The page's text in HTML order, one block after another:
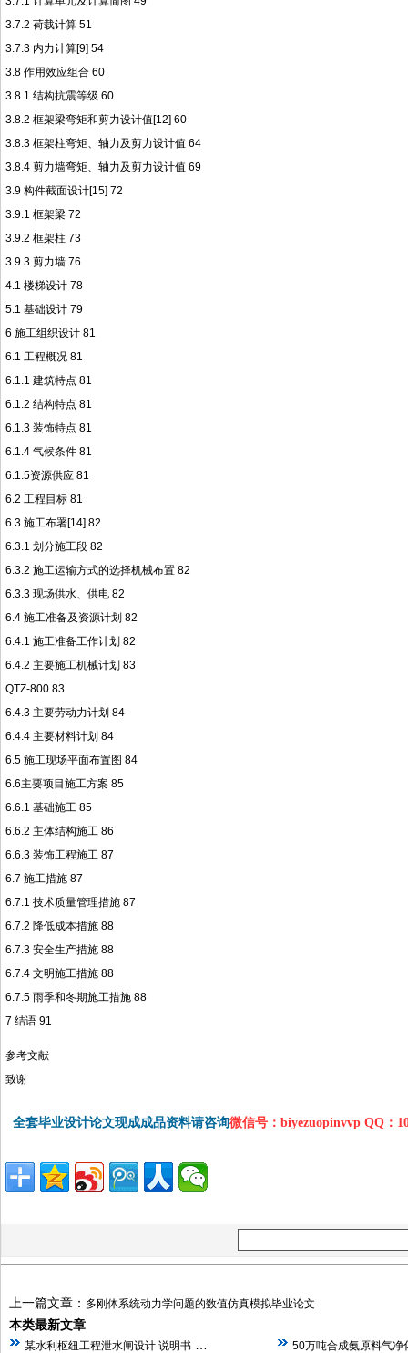
3.7.2 荷载计算 51
3.7.3 内力计算[9] 54
3.8 作用效应组合 60
3.8.1 结构抗震等级 60
3.8.2 框架梁弯矩和剪力设计值[12] 60
3.8.3 框架柱弯矩、轴力及剪力设计值 64
3.8.4 剪力墙弯矩、轴力及剪力设计值 69
3.9 构件截面设计[15] 72
3.9.1 框架梁 72
3.9.2 框架柱 73
3.9.3 剪力墙 76
4.1 楼梯设计 78
5.1 基础设计 79
6 施工组织设计 81
6.1 工程概况 81
6.1.1 建筑特点 81
6.1.2 结构特点 81
6.1.3 装饰特点 81
6.1.4 气候条件 81
6.1.5资源供应 81
6.2 工程目标 81
6.3 施工布署[14] 82
6.3.1 划分施工段 82
6.3.2 施工运输方式的选择机械布置 82
6.3.3 现场供水、供电 82
6.4 施工准备及资源计划 82
6.4.1 施工准备工作计划 82
6.4.2 主要施工机械计划 83
QTZ-800 83
6.4.3 主要劳动力计划 84
6.4.4 主要材料计划 84
6.5 施工现场平面布置图 84
6.6主要项目施工方案 85
6.6.1 基础施工 85
6.6.2 主体结构施工 86
6.6.3 装饰工程施工 87
6.7 施工措施 87
6.7.1 技术质量管理措施 87
6.7.2 降低成本措施 88
6.7.3 安全生产措施 88
6.7.4 文明施工措施 88
6.7.5 雨季和冬期施工措施 88
7 结语 91
参考文献
致谢
全套毕业设计论文现成成品资料请咨询微信号：biyezuopinvvp QQ
上一篇文章： 多刚体系统动力学问题的数值仿真模拟毕业论文
本类最新文章
某水利枢纽工程泄水闸设计 说明书
50万吨合成氨原料气净